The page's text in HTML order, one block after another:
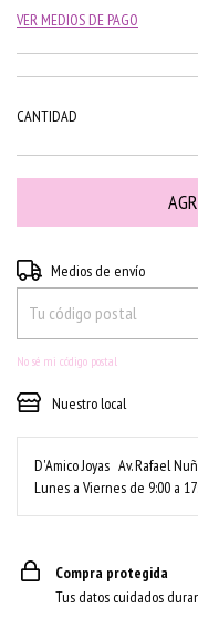
VER MEDIOS DE PAGO
CANTIDAD
Entregas para el CP:
Medios de envío
No sé mi código postal
Nuestro local
D'Amico Joyas Av. Rafael
Lunes a Viernes de 9:00 a
Compra protegida
Tus datos cuidados